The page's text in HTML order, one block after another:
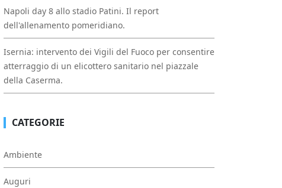
Napoli day 8 allo stadio Patini. Il report
dell'allenamento pomeridiano.
Isernia: intervento dei Vigili del Fuoco per consentire
atterraggio di un elicottero sanitario nel piazzale
della Caserma.
CATEGORIE
Ambiente
Auguri